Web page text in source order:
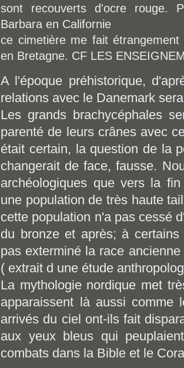
sont recouverts d'ocre rouge.
Barbara en Californie
ce cimetière me fait
en Bretagne. CF LES
A l'époque préhistorique,
relations avec le Danemark
Les grands brachycéphales
parenté de leurs crânes avec
était certain, la question de la
changerait de face, fausse.
archéologiques que vers la
une population de très haute
cette population n'a pas cessé
du bronze et après; à
pas exterminé la race
( extrait d une étude
La mythologie nordique met
apparaissent là aussi comme
arrivés du ciel ont-ils fait
aux yeux bleus qui
combats dans la Bible et le